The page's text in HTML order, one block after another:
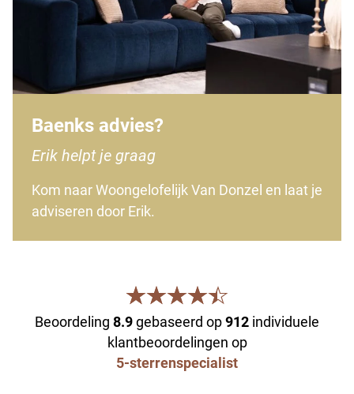
Baenks advies?
Erik helpt je graag
Kom naar Woongelofelijk Van Donzel en laat je
adviseren door Erik.
Beoordeling 8.9gebaseerd op912 individuele
klantbeoordelingen op
5-sterrenspecialist